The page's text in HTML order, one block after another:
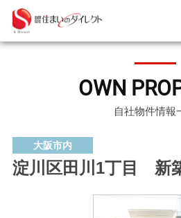
OWN
自社物件情報
大阪市内
淀川区田川1丁目 新